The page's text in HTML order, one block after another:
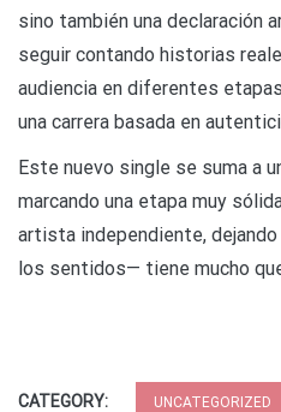
sino también una declaración
seguir contando historias
audiencia en diferentes
una carrera basada en
Este nuevo single se suma a
marcando una etapa muy
artista independiente,
los sentidos— tiene mucho
CATEGORY: UNCATEGORIZED